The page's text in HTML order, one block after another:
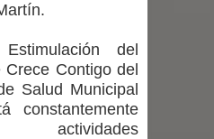
del
Contigo del
Salud Municipal
constantemente
actividades